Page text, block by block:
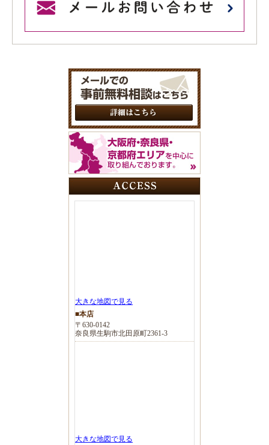
大きな地図で見る
■本店
〒630-0142
奈良県生駒市北田原町2361-3
大きな地図で見る